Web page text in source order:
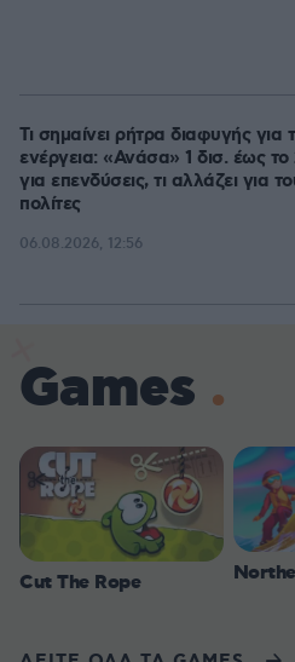
Τι σημαίνει ρήτρα διαφυγής για
ενέργεια: «Ανάσα» 1 δισ. έως
για επενδύσεις, τι αλλάζει για
πολίτες
06.08.2026, 12:56
Games
Cut The Rope